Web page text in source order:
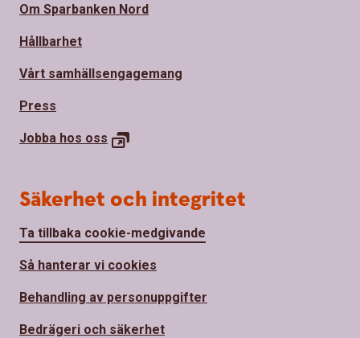
Om Sparbanken Nord
Hållbarhet
Vårt samhällsengagemang
Press
Jobba hos oss
Säkerhet och integritet
Ta tillbaka cookie-medgivande
Så hanterar vi cookies
Behandling av personuppgifter
Bedrägeri och säkerhet